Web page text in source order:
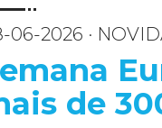
06-2026 ·
de